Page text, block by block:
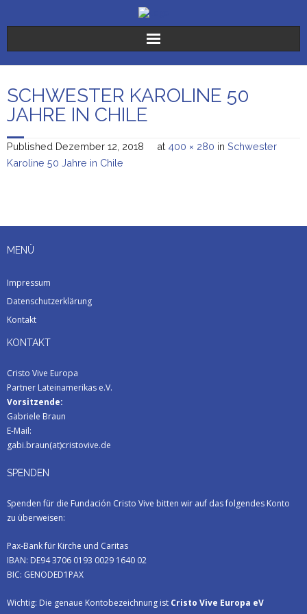
Der Verein
Die Stiftungen
Sr. Karoline
Freiwilligendienste
SCHWESTER KAROLINE 50
JAHRE IN CHILE
Published Dezember 12, 2018 at 400 × 280 in Schwester
Karoline 50 Jahre in Chile
MENÜ
Impressum
Datenschutzerklärung
Kontakt
KONTAKT
Cristo Vive Europa
Partner Lateinamerikas e.V.
Vorsitzende:
Gabriele Braun
E-Mail:
gabi.braun(at)cristovive.de
SPENDEN
Spenden für die Fundación Cristo Vive bitten wir auf das folgendes Konto
zu überweisen:
Pax-Bank für Kirche und Caritas
IBAN: DE94 3706 0193 0029 1640 02
BIC: GENODED1PAX
Wichtig: Die genaue Kontobezeichnung ist Cristo Vive Europa eV